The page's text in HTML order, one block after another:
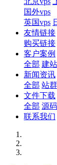
国外vps
英国vps
友情链接
购买链接
客户案例
全部 建
新闻资讯
全部 站
文件下载
全部 源
联系我们